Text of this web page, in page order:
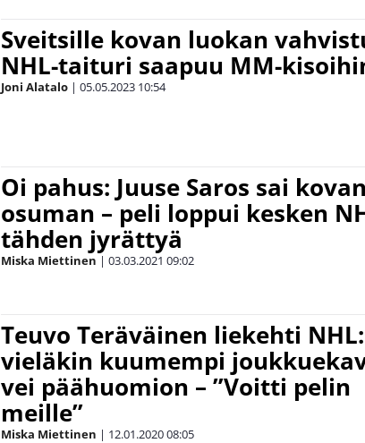
Sveitsille kovan luokan
NHL-taituri saapuu MM-
Joni Alatalo | 05.05.2023 10:54
Oi pahus: Juuse Saros sai kovan
osuman – peli loppui kesken
tähden jyrättyä
Miska Miettinen | 03.03.2021 09:02
Teuvo Teräväinen liekehti
vieläkin kuumempi
vei päähuomion – ”Voitti pelin
meille”
Miska Miettinen | 12.01.202008:05